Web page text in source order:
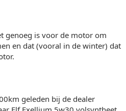
genoeg is voor de motor om
en dat (vooral in de winter) dat
geleden bij de dealer